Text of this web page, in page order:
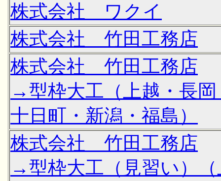
株式会社 ワクイ
株式会社 竹田工務店
株式会社 竹田工務店
→型枠大工（上越・長岡
十日町・新潟・福島）
株式会社 竹田工務店
→型枠大工（見習い）（